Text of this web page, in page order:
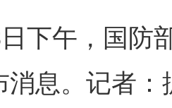
午，国防部
消息。记者